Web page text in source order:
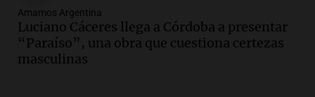
Una mañana para todos
Episodios
Audio. Investigan un asalto millonario a
la cooperativa Talamochita en Villa
Amamos Argentina
Luciano Cáceres llega a Córdoba a presentar
“Paraíso”, una obra que cuestiona certezas
masculinas